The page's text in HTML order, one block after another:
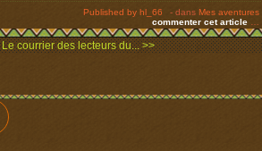
Published by hl_66 - dans Mes aventures
commenter cet article
Le courrier des lecteurs du... >>